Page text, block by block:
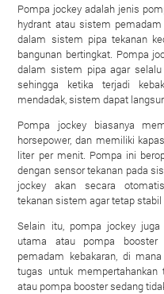
Pompa jockey adalah jenis
hydrant atau sistem
dalam sistem pipa tekanan
bangunan bertingkat. Pompa
dalam sistem pipa agar
sehingga ketika terjadi
mendadak, sistem dapat
Pompa jockey biasanya
horsepower, dan memiliki
liter per menit. Pompa ini
dengan sensor tekanan pada
jockey akan secara
tekanan sistem agar tetap
Selain itu, pompa jockey
utama atau pompa
pemadam kebakaran, di
tugas untuk
atau pompa booster sedang